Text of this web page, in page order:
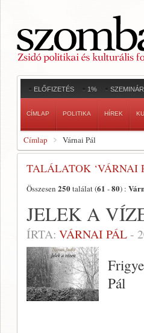
ELŐFIZETÉS 1%
CÍMLAP POLITIKA HÍREK
Címlap Várnai Pál
TALÁLATOK ‘VÁRNAI
Összesen 250találat (61 -80) :
JELEK A
ÍRTA: VÁRNAI PÁL-
Pál